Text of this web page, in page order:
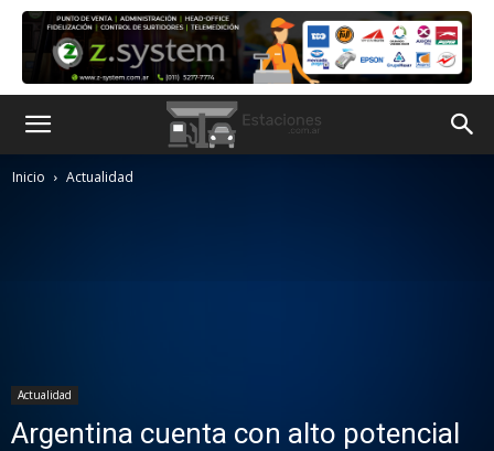
Inicio Actualidad
Actualidad
Argentina cuenta con alto potencial